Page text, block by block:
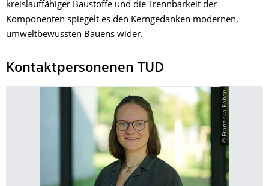
kreislauffähiger Baustoffe und die Trennbarkeit der
Komponenten spiegelt es den Kerngedanken modernen,
umweltbewussten Bauens wider.
Kontaktpersonenen TUD
© Franziska Rehde